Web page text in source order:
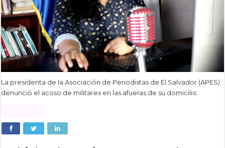
La presidenta de la Asociación de Periodistas de El Salvador (APES)
denunció el acoso de militares en las afueras de su domicilio.